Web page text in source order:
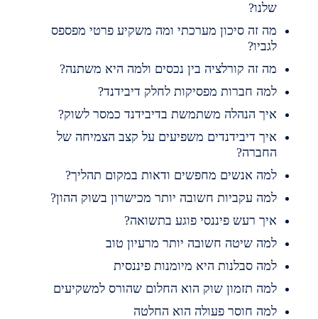
זה סיכון מערכתי ומה משקיע פרטי מפספס
זה קורלציה בין נכסים ולמה היא משתנה?
חברות מפסיקות לחלק דיבידנד?
הנהלה משתמשת בדיבידנד כמסר לשוק?
דיבידנדים משפיעים על קצב הצמיחה של
אנשים מחפשים ודאות במקום תהליך?
עקביות חשובה יותר מכישרון בשוק ההון?
רעש פיננסי פוגע בתשואה?
שיטה חשובה יותר מרעיון טוב
סבלנות היא מיומנות פיננסית
תזמון שוק הוא החלום שהורס למשקיעים
חוסר פעולה הוא החלטה